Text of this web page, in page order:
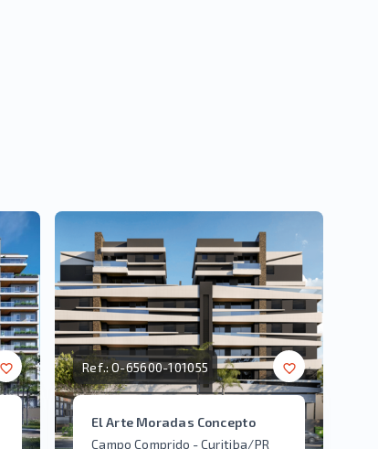
Ref.:O-65600-101055
El Arte Moradas Concepto
Campo Comprido - Curitiba/PR